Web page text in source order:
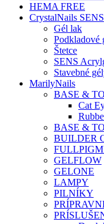
HEMA FREE
CrystalNails SENS
Gél lak
Podkladové
Štetce
SENS
Stavebné
MarilyNails
BASE &
Cat
BASE &
BUILDER
GELFLOW
GELONE
LAMPY
PILNÍKY